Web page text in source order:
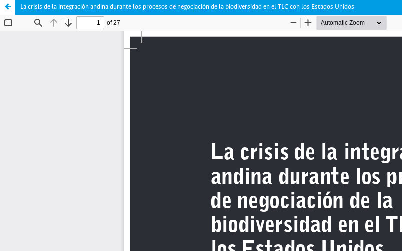
La crisis de la integración andina durante los procesos de negociación de la biodiversidad en el TLC con los Estados Unidos